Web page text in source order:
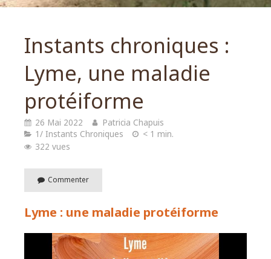
Instants chroniques :
Lyme, une maladie
protéiforme
26 Mai 2022
Patricia Chapuis
1/ Instants Chroniques
< 1 min.
322 vues
Commenter
Lyme : une maladie protéiforme